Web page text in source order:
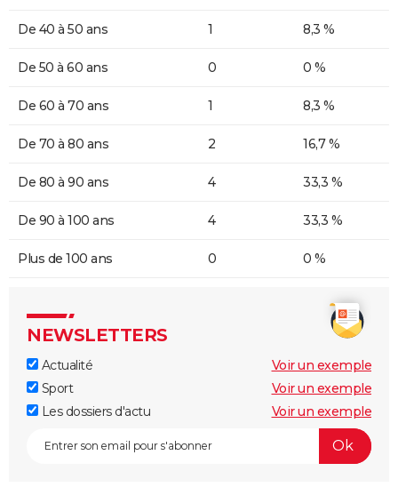
De 40 à 50 ans 1 8,3 %
De 50 à 60 ans 0 0 %
De 60 à 70 ans 1 8,3 %
De 70 à 80 ans 2 16,7 %
De 80 à 90 ans 4 33,3 %
De 90 à 100 ans 4 33,3 %
Plus de 100 ans 0 0 %
NEWSLETTERS
Actualité
Voir un exemple
Sport
Voir un exemple
Les dossiers d'actu
Voir un exemple